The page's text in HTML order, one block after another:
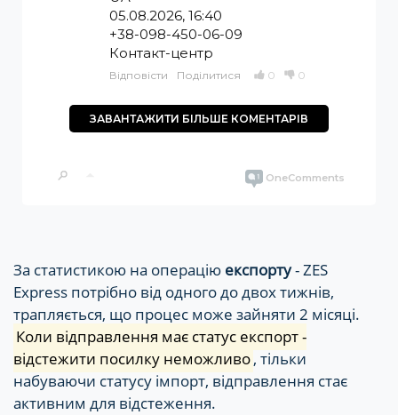
За статистикою на операцію експорту- ZES
Express потрібно від одного до двох тижнів,
трапляється, що процес може зайняти 2 місяці.
Коли відправлення має статус експорт -
відстежити посилку неможливо, тільки
набуваючи статусу імпорт, відправлення стає
активним для відстеження.